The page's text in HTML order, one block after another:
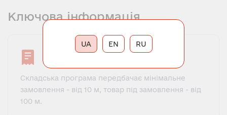
Ключова інформація
Складська програма передбачає мінімальне
замовлення - від 10 м, товар під замовлення - від
100 м.
RU
UA EN